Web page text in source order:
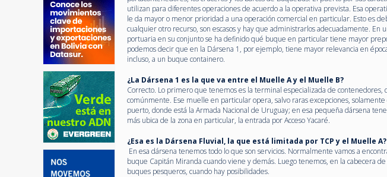
utilizan para diferentes operaciones de acuerdo a la operativa prevista. Esa
le da mayor o menor prioridad a una operación comercial en particular. Esto es
cualquier otro recurso, son escasos y hay que administrarlos adecuadamente. En
portuaria en su conjunto se ha definido qué buque en particular tiene mayor
podemos decir que en la Dársena 1, por ejemplo, tiene mayor relevancia en
incluso, a un buque containero.
¿La Dársena 1 es la que va entre el Muelle A y el Muelle B?
Correcto. Lo primero que tenemos es la terminal especializada de contenedores,
comúnmente. Ese muelle en particular opera, salvo raras excepciones,
puerto, donde está la Armada Nacional de Uruguay; en esa pequeña dársena
más ubica de la zona en particular, la entrada por Acceso Yacaré.
¿Esa es la Dársena Fluvial, la que está limitada por TCP y el Muelle A?
En esa dársena tenemos todo lo que son servicios. Normalmente vamos a
buque Capitán Miranda cuando viene y demás. Luego tenemos, en la cabecera
buques pesqueros, cuando hay posibilidades.